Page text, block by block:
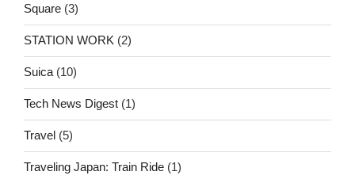
Square (3)
STATION WORK (2)
Suica (10)
Tech News Digest (1)
Travel (5)
Traveling Japan: Train Ride (1)